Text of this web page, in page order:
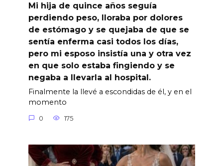
Mi hija de quince años seguía
perdiendo peso, lloraba por dolores
de estómago y se quejaba de que se
sentía enferma casi todos los días,
pero mi esposo insistía una y otra vez
en que solo estaba fingiendo y se
negaba a llevarla al hospital.
Finalmente la llevé a escondidas de él, y en el
momento
0 175